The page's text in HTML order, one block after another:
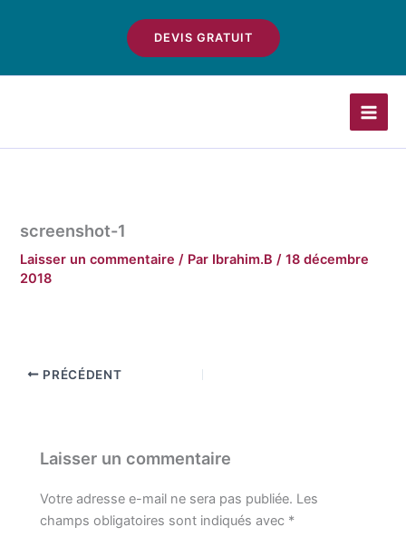
DEVIS GRATUIT
screenshot-1
Laisser un commentaire / Par Ibrahim.B/18 décembre
2018
PRÉCÉDENT
Laisser un commentaire
Votre adresse e-mail ne sera pas publiée. Les
champs obligatoires sont indiqués avec *